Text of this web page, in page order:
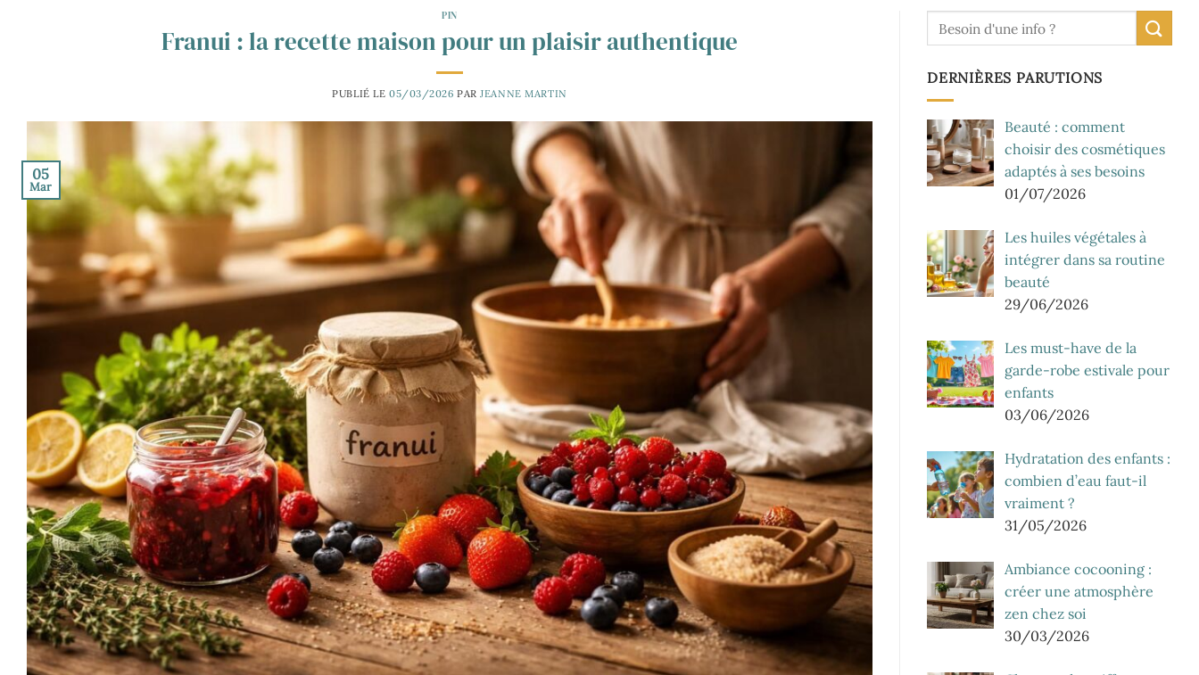
PIN
Franui : la recette maison pour un plaisir authentique
PUBLIÉ LE 05/03/2026 PAR JEANNE MARTIN
05
Mar
DERNIÈRES PARUTIONS
Beauté : comment
choisir des cosmétiques
adaptés à ses besoins
01/07/2026
Les huiles végétales à
intégrer dans sa routine
beauté
29/06/2026
Les must-have de la
garde-robe estivale pour
enfants
03/06/2026
Hydratation des enfants :
combien d’eau faut-il
vraiment ?
31/05/2026
Ambiance cocooning :
créer une atmosphère
zen chez soi
30/03/2026